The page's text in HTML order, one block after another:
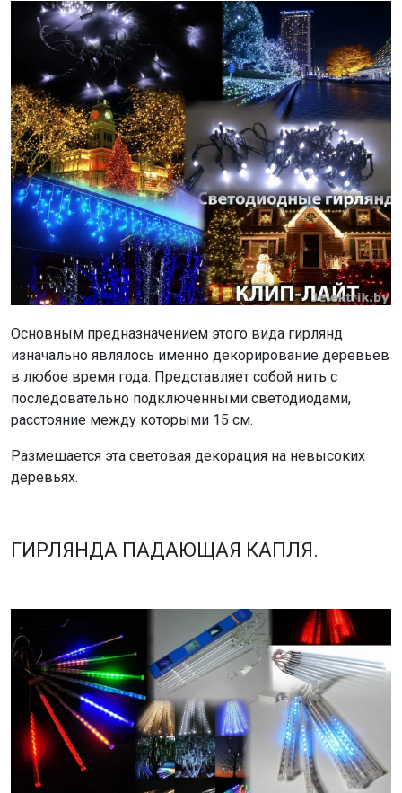
Основным предназначением этого вида гирлянд
изначально являлось именно декорирование деревьев
в любое время года. Представляет собой нить с
последовательно подключенными светодиодами,
расстояние между которыми 15 см.
Размешается эта световая декорация на невысоких
деревьях.
ГИРЛЯНДА ПАДАЮЩАЯ КАПЛЯ.